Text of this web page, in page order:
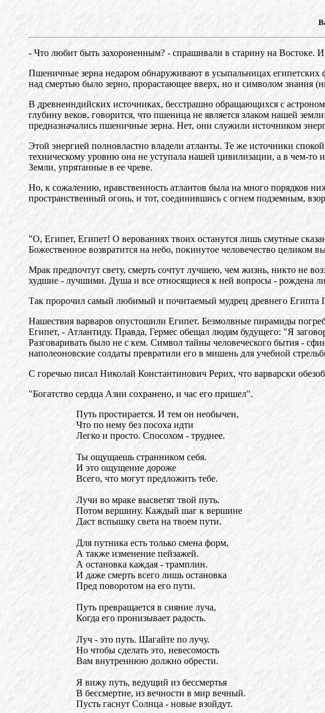
- Что любит быть захороненным? - спрашивали в старину на Востоке. И
Пшеничные зерна недаром обнаруживают в усыпальницах
над смертью было зерно, прорастающее вверх, но и символом знания
В древнеиндийских источниках, бесстрашно обращающихся с
глубину веков, говорится, что пшеница не является злаком нашей
предназначались пшеничные зерна. Нет, они служили источником
Этой энергией полновластно владели атланты. Те же источники
техническому уровню она не уступала нашей цивилизации, а в чем-то
Земли, упрятанные в ее чреве.
Но, к сожалению, нравственность атлантов была на много порядков
пространственный огонь, и тот, соединившись с огнем подземным,
"О, Египет, Египет! О верованиях твоих останутся лишь смутные
Божественное возвратится на небо, покинутое человечество целиком
Мрак предпочтут свету, смерть сочтут лучшею, чем жизнь, никто не
худшие - лучшими. Душа и все относящиеся к ней вопросы - рождена
Так пророчил самый любимый и почитаемый мудрец древнего Египта
Нашествия варваров опустошили Египет. Безмолвные пирамиды
Египет, - Атлантиду. Правда, Гермес обещал людям будущего: "Я
Разговаривать было не с кем. Символ тайны человеческого бытия -
наполеоновские солдаты превратили его в мишень для учебной
С горечью писал Николай Константинович Рерих, что варварски
"Богатство сердца Азии сохранено, и час его пришел".
Путь простирается. И тем он необычен,
Что по нему без посоха идти
Легко и просто. Спосохом - труднее.
Ты ощущаешь странником себя.
И это ощущение дороже
Всего, что могут предложить тебе.
Лучи во мраке высветят твой путь.
Потом вершину. Каждый шаг к вершине
Даст вспышку света на твоем пути.
Для путника есть только смена форм,
А также изменение пейзажей.
А остановка каждая - трамплин.
И даже смерть всего лишь остановка
Пред поворотом на его пути.
Путь превращается в сияние луча,
Когда его пронизывает радость.
Луч - это путь. Шагайте по лучу.
Но чтобы сделать это, невесомость
Вам внутреннюю должно обрести.
Я вижу путь, ведущий из бессмертья
В бессмертие, из вечности в мир вечный.
Пусть гаснут Солнца - новые взойдут.